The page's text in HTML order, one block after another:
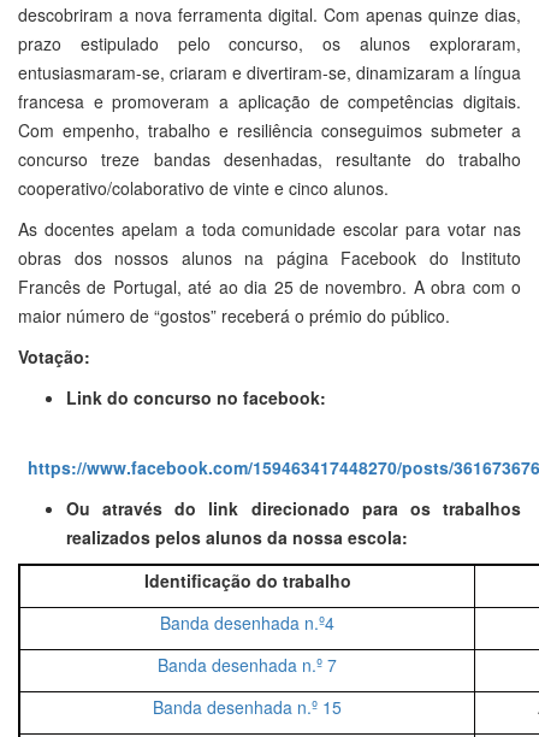
descobriram a nova ferramenta digital. Com apenas quinze dias,
prazo estipulado pelo concurso, os alunos exploraram,
entusiasmaram-se, criaram e divertiram-se, dinamizaram a língua
francesa e promoveram a aplicação de competências digitais.
Com empenho, trabalho e resiliência conseguimos submeter a
concurso treze bandas desenhadas, resultante do trabalho
cooperativo/colaborativo de vinte e cinco alunos.
As docentes apelam a toda comunidade escolar para votar nas
obras dos nossos alunos na página Facebook do Instituto
Francês de Portugal, até ao dia 25 de novembro. A obra com o
maior número de “gostos” receberá o prémio do público.
Votação:
Link do concurso no facebook:
https://www.facebook.com/159463417448270/posts/
Ou através do link direcionado para os trabalhos
realizados pelos alunos da nossa escola:
Identificação do trabalho
Banda desenhada n.º4
Banda desenhada n.º 7
Banda desenhada n.º 15